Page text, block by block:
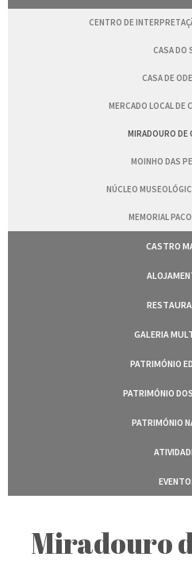
CENTRO DE
CASA DO
CASA DE
MERCADO LOCAL DE
MIRADOURO DE
MOINHO DAS
NÚCLEO
MEMORIAL
CASTRO
GALERIA
PATRIMÓNIO
PATRIMÓNIO
PATRIMÓNIO
Miradouro